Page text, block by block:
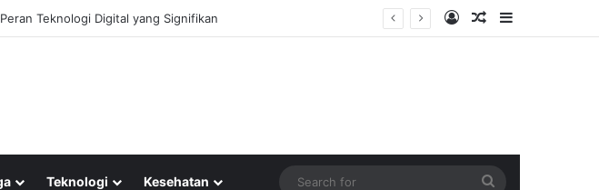
Teknologi Digital yang Signifikan Log InRandom Article
Sidebar
Teknologi Kesehatan